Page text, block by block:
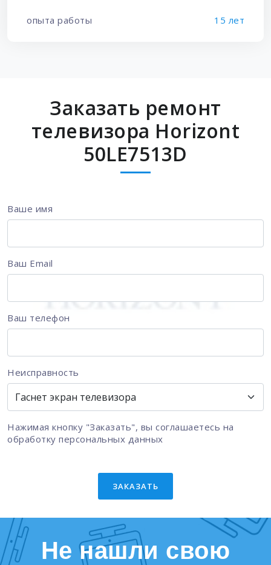
опыта работы 15 лет
Заказать ремонт
телевизора Horizont
50LE7513D
Ваше имя
Ваш Email
Ваш телефон
Неисправность
Нажимая кнопку "Заказать", вы соглашаетесь на
обработку персональных данных
ЗАКАЗАТЬ
Не нашли свою